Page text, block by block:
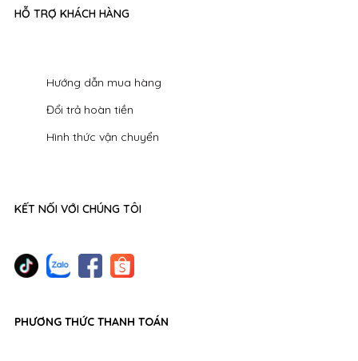
HỖ TRỢ KHÁCH HÀNG
Hướng dẫn mua hàng
Đổi trả hoàn tiền
Hình thức vận chuyển
KẾT NỐI VỚI CHÚNG TÔI
PHƯƠNG THỨC THANH TOÁN